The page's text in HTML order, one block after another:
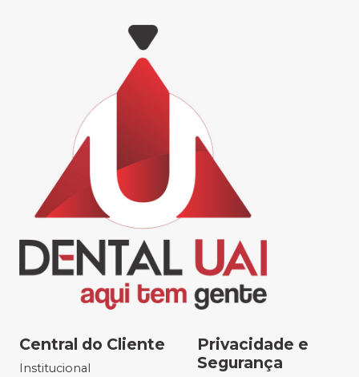
Central do Cliente
Institucional
Privacidade e
Segurança